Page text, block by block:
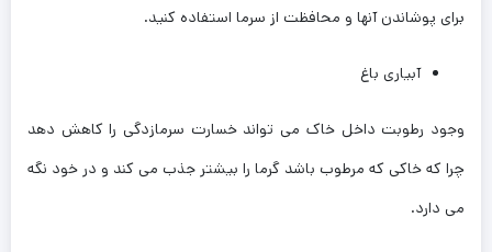
برای پوشاندن آنها و محافظت از سرما استفاده کنید.
آبیاری باغ
وجود رطوبت داخل خاک می تواند خسارت سرمازدگی را کاهش دهد
چرا که خاکی که مرطوب باشد گرما را بیشتر جذب می کند و در خود نگه
می دارد.